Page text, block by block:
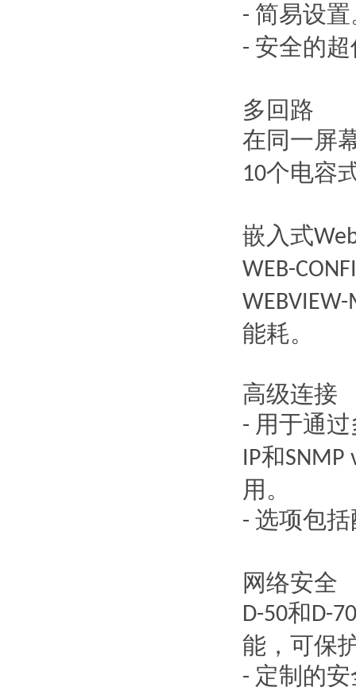
- 简易设置
- 安全的
多回路
在同一屏
10个电容
嵌入式
WEB-
WEBVIEW-
能耗。
高级连接
- 用于通
IP和SNMP
用。
- 选项包
网络安全
D-50和D-70
能，可保
- 定制的